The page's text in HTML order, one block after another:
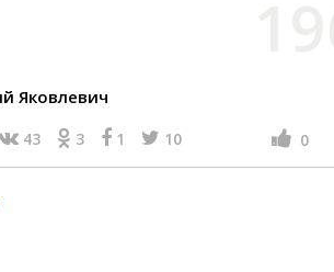
Яковлевич
43 3 1 10 0